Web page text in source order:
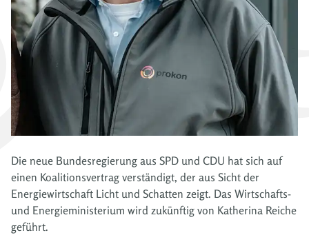
Die neue Bundesregierung aus SPD und CDU hat sich auf
einen Koalitionsvertrag verständigt, der aus Sicht der
Energiewirtschaft Licht und Schatten zeigt. Das Wirtschafts-
und Energieministerium wird zukünftig von Katherina Reiche
geführt.